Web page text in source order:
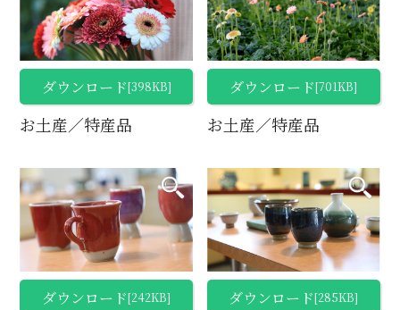
ダウンロード[398KB]
お土産／特産品
ダウンロード[701KB]
お土産／特産品
ダウンロード[242KB] ダウンロード[285KB]